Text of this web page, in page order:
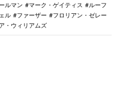
ルマン
マーク・ゲイティス
ルーフ
ル
ファーザー
フロリアン・ゼレー
・ウィリアムズ